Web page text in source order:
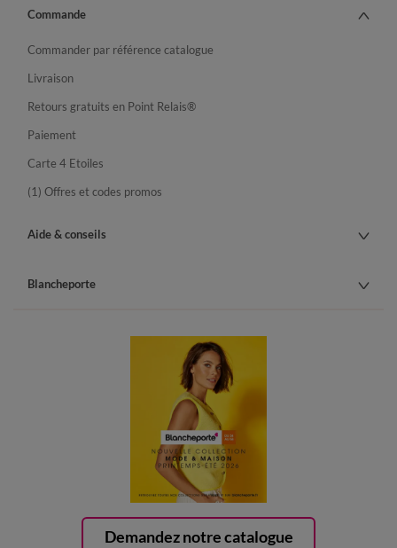
Demandez notre catalogue
Commande
Commander par référence catalogue
Livraison
Retours gratuits en Point Relais®
Paiement
Carte 4 Etoiles
(1) Offres et codes promos
Aide & conseils
Blancheporte